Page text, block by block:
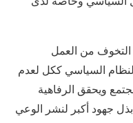
التخوف من العمل
السياسي ككل لعدم
2003 م يخدم المجتمع ويحقق الرفاهية
جهود أكبر لنشر الوعي